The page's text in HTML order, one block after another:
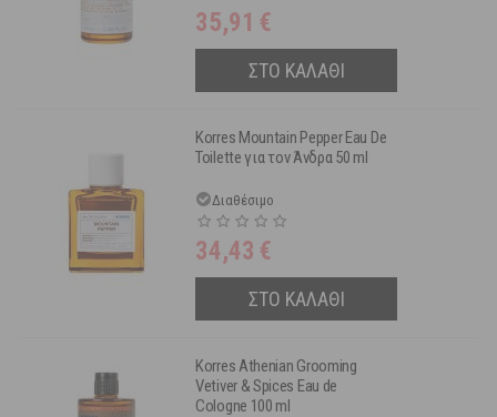
35,91 €
ΣΤΟ ΚΑΛΑΘΙ
Korres Mountain Pepper Eau De
Toilette για τoν Άνδρα 50 ml
Διαθέσιμο
34,43 €
ΣΤΟ ΚΑΛΑΘΙ
Korres ​Athenian Grooming
Vetiver & Spices Eau de
Cologne 100 ml